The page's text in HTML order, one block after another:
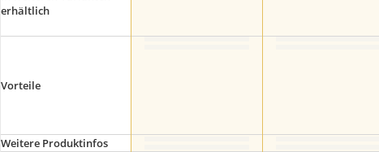
erhältlich
Vorteile
Weitere Produktinfos